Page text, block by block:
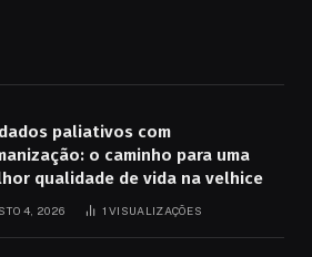
paliativos com
o caminho para uma
qualidade de vida na velhice
4, 2026 1VISUALIZAÇÕES